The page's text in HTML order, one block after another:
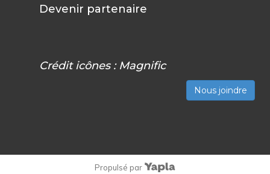
Devenir partenaire
Crédit icônes : Magnific
Nous joindre
Propulsé par